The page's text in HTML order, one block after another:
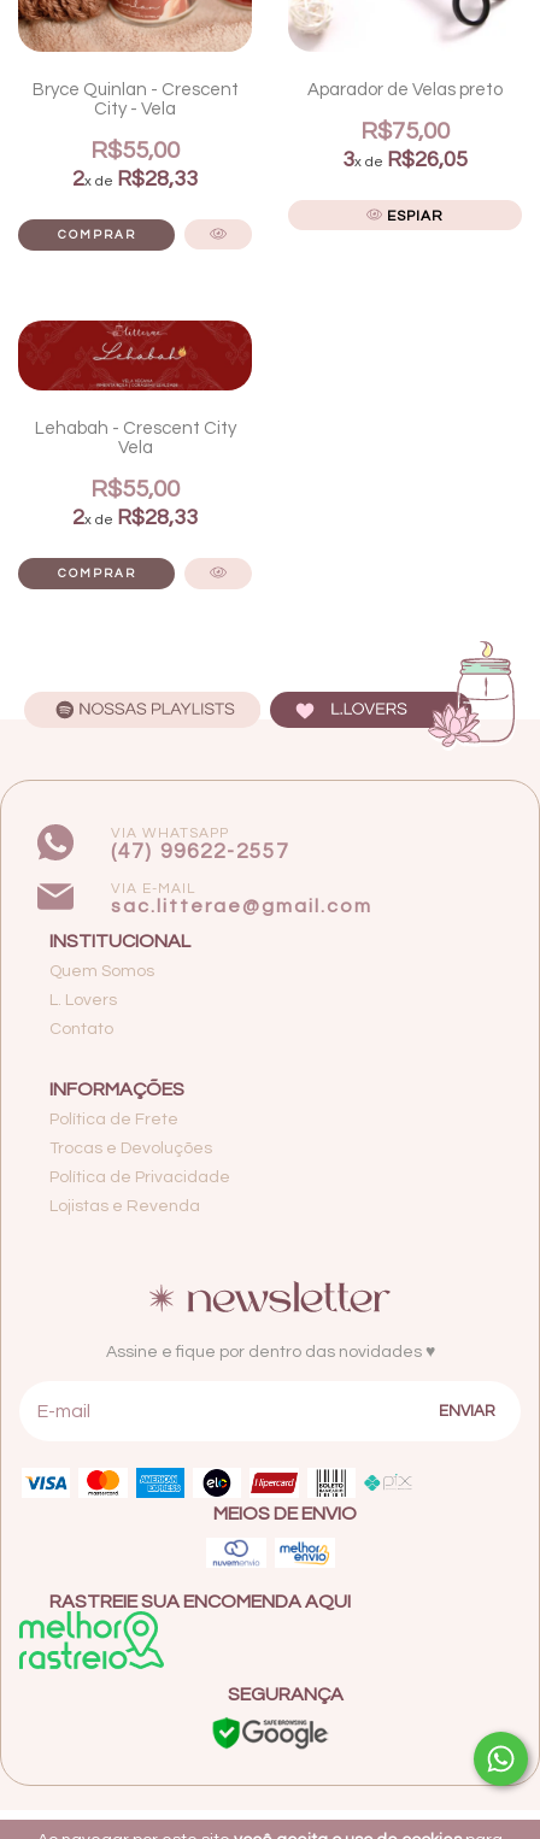
Bryce Quinlan - Crescent
City - Vela
R$55,00
2x de R$28,33
Aparador de Velas preto
R$75,00
3x de R$26,05
ESPIAR
Lehabah - Crescent City
Vela
R$55,00
2x de R$28,33
VIA WHATSAPP
(47) 99622-2557
VIA E-MAIL
sac.litterae@gmail.com
INSTITUCIONAL
Quem Somos
L. Lovers
Contato
INFORMAÇÕES
Política de Frete
Trocas e Devoluções
Política de Privacidade
Lojistas e Revenda
Assine e fique por dentro das novidades ♥
MEIOS DE ENVIO
RASTREIE SUA ENCOMENDA AQUI
SEGURANÇA